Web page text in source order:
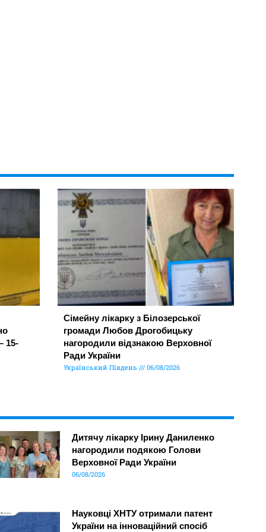
15-
Сімейну лікарку з Білозерської
громади Любов Дрогобицьку
нагородили відзнакою Верховної
Ради України
Український Південь 06/08/2026
Дитячу лікарку Ірину Даниленко
нагородили подякою Голови
Верховної Ради України
06/08/2026
Науковці ХНТУ отримали патент
України на інноваційний спосіб